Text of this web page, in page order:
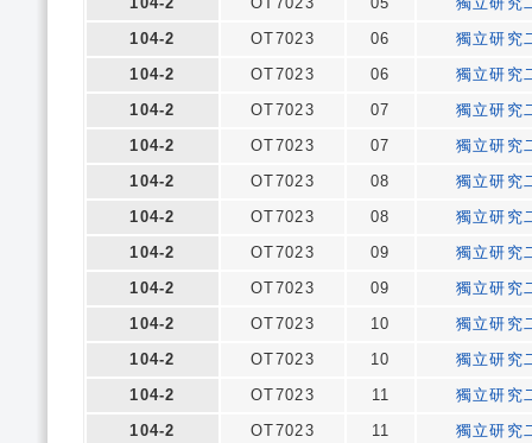
104-2
OT7023 06
獨立研究
104-2
OT7023 06
獨立研究
104-2
OT7023 07
獨立研究
104-2
OT7023 07
獨立研究
104-2
OT7023 08
獨立研究
104-2
OT7023 08
獨立研究
104-2
OT7023 09
獨立研究
104-2
OT7023 09
獨立研究
104-2
OT7023 10
獨立研究
104-2
OT7023 10
獨立研究
104-2
OT7023 11
獨立研究
104-2
OT7023 11 獨立研究